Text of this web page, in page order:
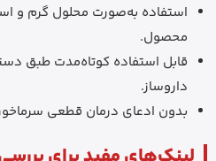
استفاده به‌صورت محلول گرم و
محصول.
قابل استفاده کوتاه‌مدت طبق
داروساز.
بدون ادعای درمان قطعی